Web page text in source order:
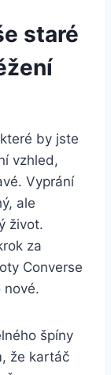
staré
by jste
vzhled,
Vyprání​
ale
život.
za
Converse
⁣nové.
špíny
‍že ⁤kartáč